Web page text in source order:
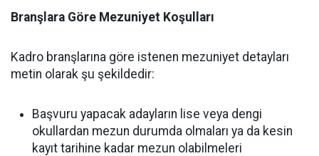
Branşlara Göre Mezuniyet Koşulları
Kadro branşlarına göre istenen mezuniyet detayları
metin olarak şu şekildedir:
Başvuru yapacak adayların lise veya dengi
okullardan mezun durumda olmaları ya da kesin
kayıt tarihine kadar mezun olabilmeleri